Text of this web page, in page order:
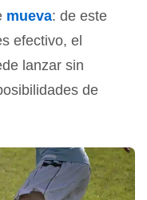
mueva: de este
efectivo, el
lanzar sin
de